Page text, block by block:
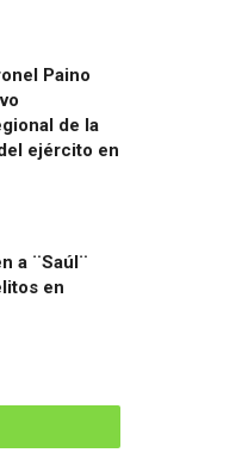
Paino
de la
ejército en
a ¨Saúl¨
en